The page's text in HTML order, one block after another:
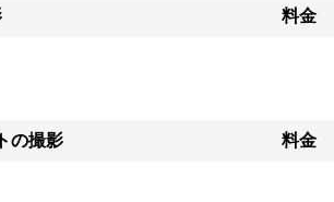
料金
の撮影
料金